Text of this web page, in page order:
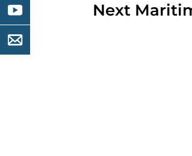
Next